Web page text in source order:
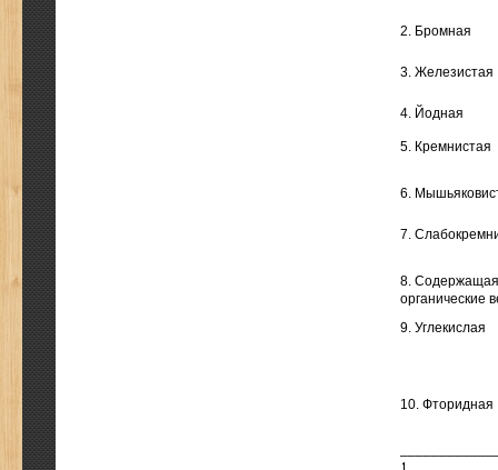
2. Бромная
3. Железистая
4. Йодная
5. Кремнистая
6.
7.
8. Содержащая
органические
9. Углекислая
10. Фторидная